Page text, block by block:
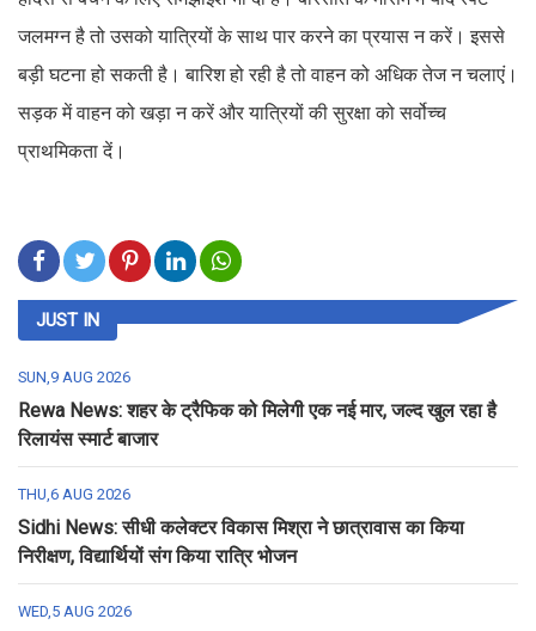
जलमग्न है तो उसको यात्रियों के साथ पार करने का प्रयास न करें। इससे
बड़ी घटना हो सकती है। बारिश हो रही है तो वाहन को अधिक तेज न चलाएं।
सड़क में वाहन को खड़ा न करें और यात्रियों की सुरक्षा को सर्वोच्च
प्राथमिकता दें।
JUST IN
SUN,9 AUG 2026
Rewa News: शहर के ट्रैफिक को मिलेगी एक नई मार, जल्द खुल रहा है
रिलायंस स्मार्ट बाजार
THU,6 AUG 2026
Sidhi News: सीधी कलेक्टर विकास मिश्रा ने छात्रावास का किया
निरीक्षण, विद्यार्थियों संग किया रात्रि भोजन
WED,5 AUG 2026